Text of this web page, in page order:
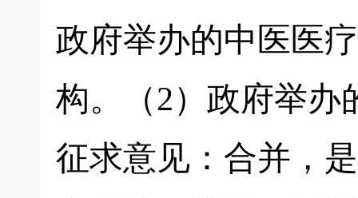
政府举办的中医医
构。（2）政府举办
征求意见：合并，